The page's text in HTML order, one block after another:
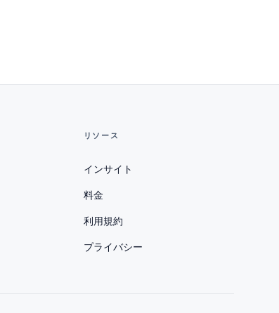
リソース
インサイト
料金
利用規約
プライバシー